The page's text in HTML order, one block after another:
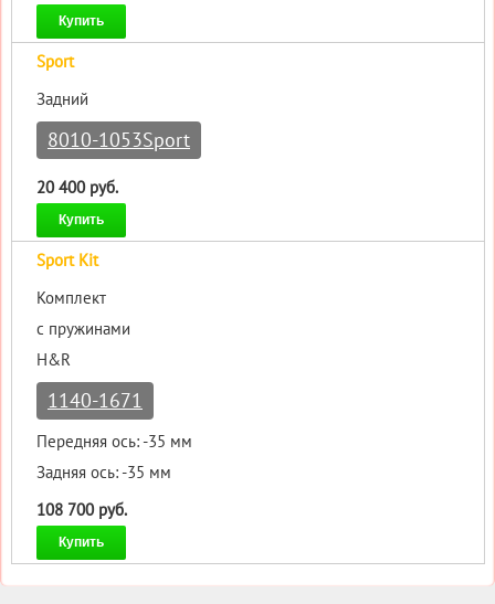
Купить
Sport
Задний
8010-1053Sport
20 400 руб.
Купить
Sport Kit
Комплект
с пружинами
H&R
1140-1671
Передняя ось: -35 мм
Задняя ось: -35 мм
108 700 руб.
Купить